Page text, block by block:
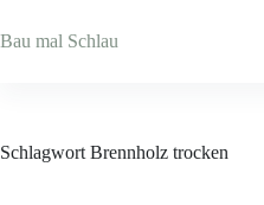
Inhalt
springen
Bau mal Schlau
Schlagwort Brennholz trocken